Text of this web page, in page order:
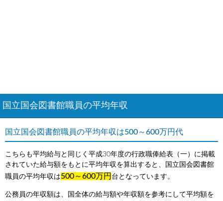
国立国会図書館職員の平均年収
国立国会図書館職員の平均年収は500～600万円代
こちらも平均給与と同じく平成30年度の行政職俸給表（一）に掲載
されていた給与額をもとに平均年収を算出すると、国立国会図書館
職員の平均年収は500～600万円 台となっています。
公務員の年収額は、国全体の給与額や年収額を参考にして平均額を